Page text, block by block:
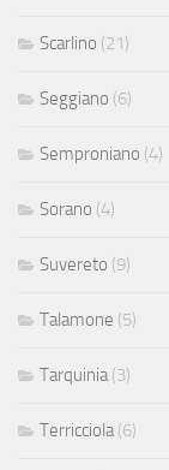
Scarlino (21)
Seggiano (6)
Semproniano (4)
Sorano (4)
Suvereto (9)
Talamone (5)
Tarquinia (3)
Terricciola (6)